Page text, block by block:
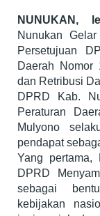
NUNUKAN,
Nunukan
Persetujuan
Daerah Nomor
dan Retribusi
DPRD Kab.
Peraturan
Mulyono
pendapat
Yang pertama,
DPRD
sebagai
kebijakan